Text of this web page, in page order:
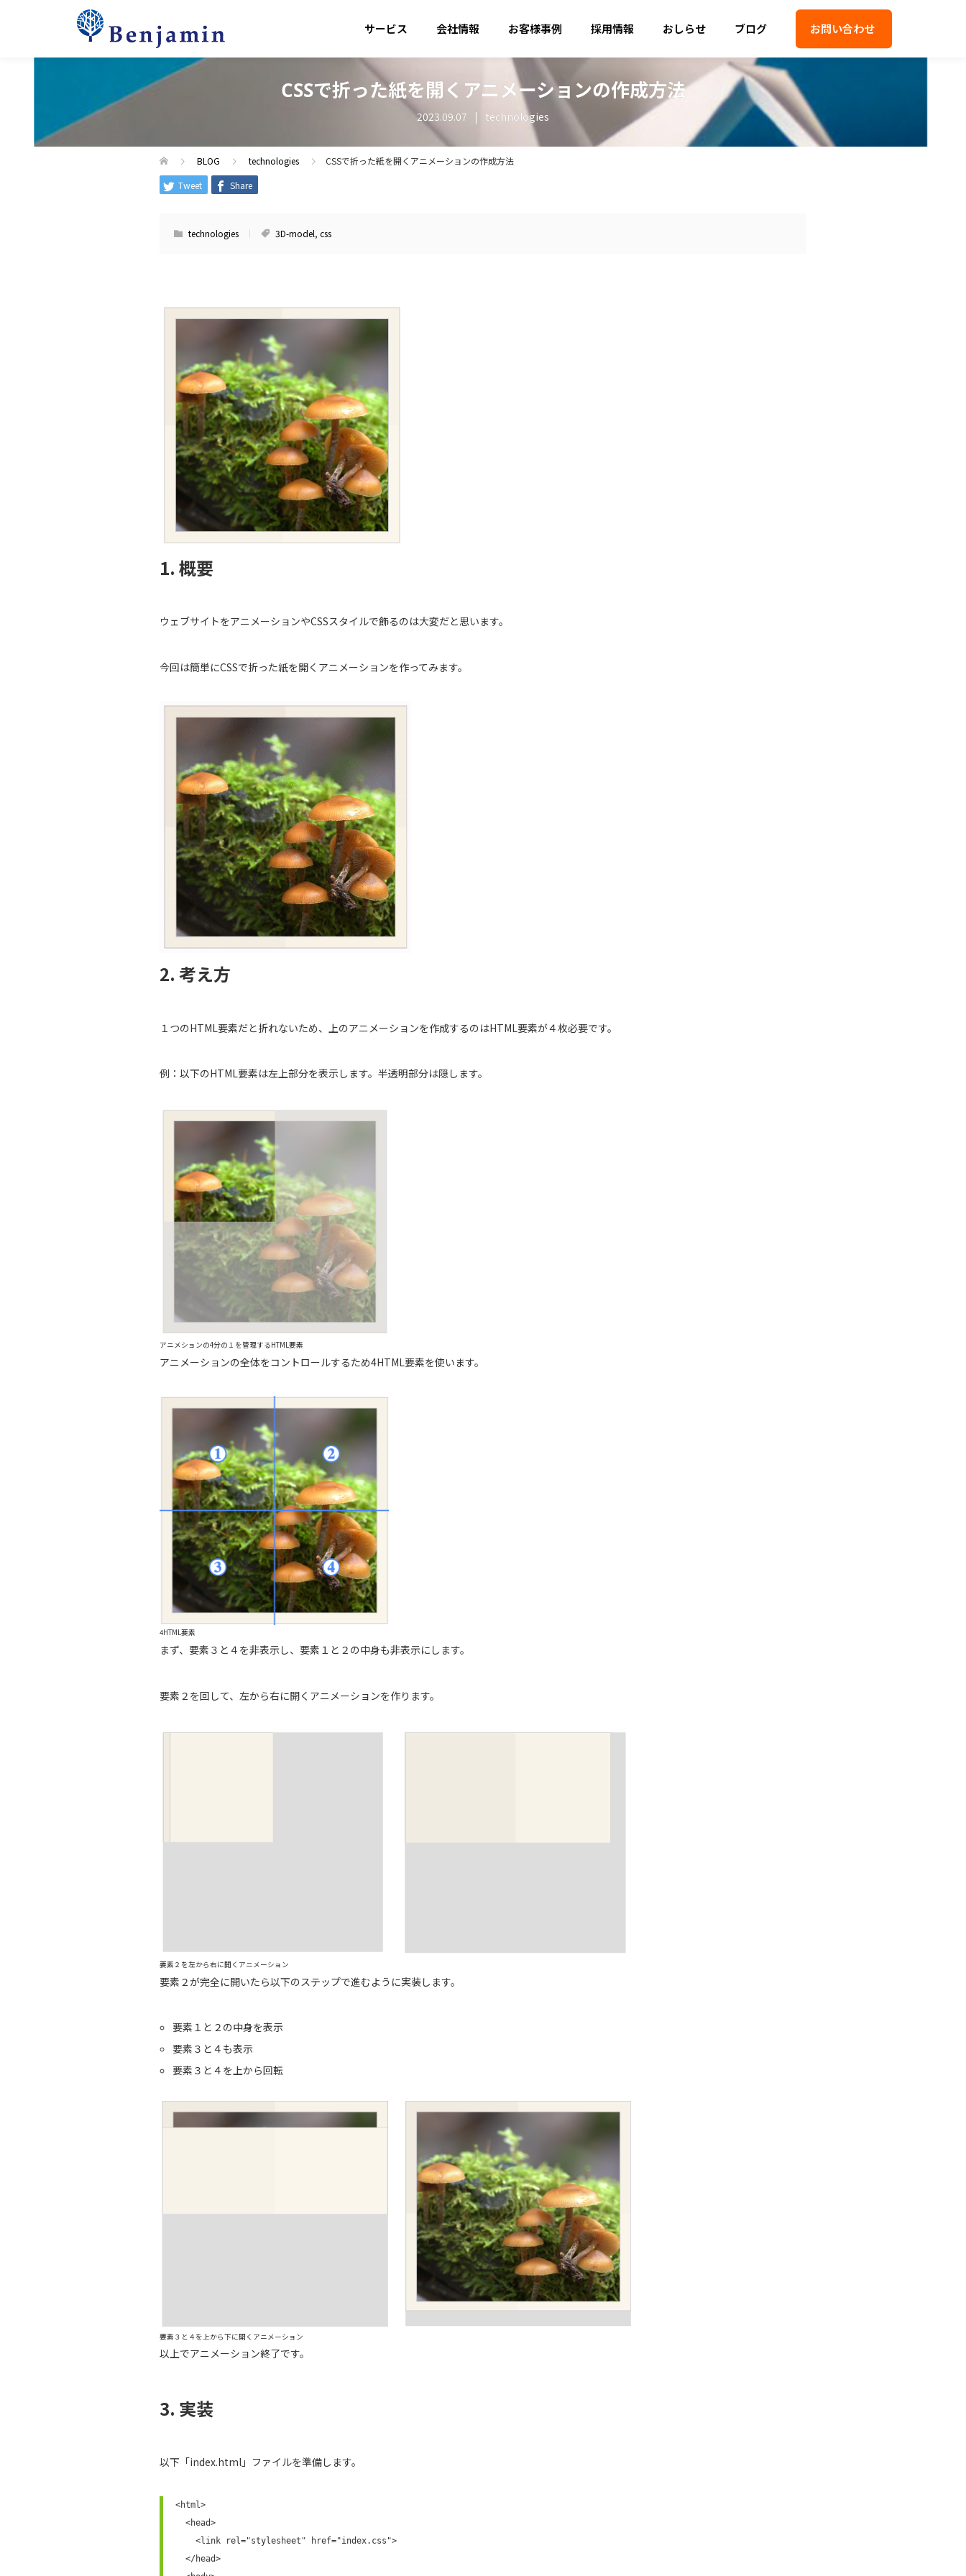
サービス 会社情報 お客様事例 採用情報 おしらせ ブログ お問い合わせ
CSSで折った紙を開くアニメーションの作成方法
2023.09.07 technologies
BLOG technologies
CSSで折った紙を開くアニメーションの作成方法
Tweet
Share
technologies 3D-model, css
1. 概要
ウェブサイトをアニメーションやCSSスタイルで飾るのは大変だと思います。
今回は簡単にCSSで折った紙を開くアニメーションを作ってみます。
2. 考え方
１つのHTML要素だと折れないため、上のアニメーションを作成するのはHTML要素が４枚必要です。
例：以下のHTML要素は左上部分を表示します。半透明部分は隠します。
アニメションの4分の１を管理するHTML要素
アニメーションの全体をコントロールするため4HTML要素を使います。
4HTML要素
まず、要素３と４を非表示し、要素１と２の中身も非表示にします。
要素２を回して、左から右に開くアニメーションを作ります。
要素２を左から右に開くアニメーション
要素２が完全に開いたら以下のステップで進むように実装します。
要素１と２の中身を表示
要素３と４も表示
要素３と４を上から回転
要素３と４を上から下に開くアニメーション
以上でアニメーション終了です。
3. 実装
以下「index.html」ファイルを準備します。
<html>